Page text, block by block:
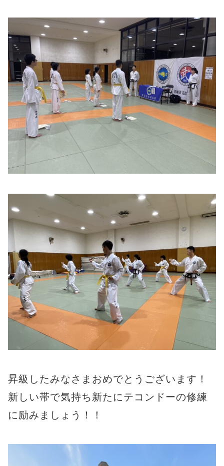
昇級したみなさまおめでとうございます！
新しい帯で気持ち新たにテコンドーの修練
に励みましょう！！